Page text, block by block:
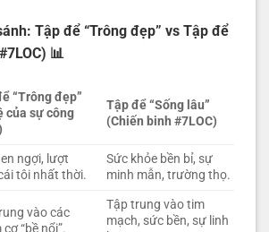
Tập để “Trông đẹp” vs Tập để
📊
“Trông đẹp”
của sự công
Tập để “Sống lâu”
(Chiến binh #7LOC)
ngợi, lượt
tôi nhất thời.
Sức khỏe bền bỉ, sự
minh mẫn, trường thọ.
vào các
“bề nổi”.
Tập trung vào tim
mạch, sức bền, sự linh